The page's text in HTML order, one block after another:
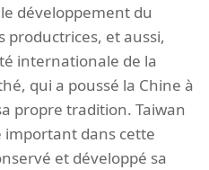
développement du
productrices, et aussi,
internationale de la
qui a poussé la Chine à
propre tradition. Taiwan
dans cette
et développé sa